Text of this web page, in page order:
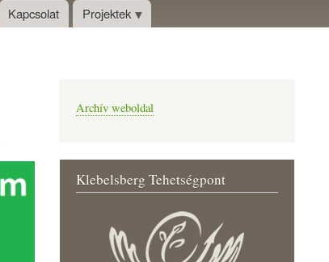
Kapcsolat Projektek
Archív weboldal
Klebelsberg Tehetségpont